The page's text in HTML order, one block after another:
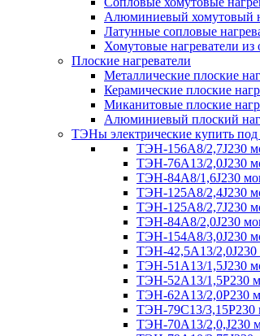
Алюминиевый хомутовый
Латунные сопловые
Хомутовые нагреватели из
Плоские нагреватели
Металлические плоские
Керамические плоские
Миканитовые плоские
Алюминиевый плоский
ТЭНы электрические купить под
ТЭН-156А8/2,7J230
ТЭН-76А13/2,0J230
ТЭН-84А8/1,6J230
ТЭН-125А8/2,4J230
ТЭН-125А8/2,7J230
ТЭН-84А8/2,0J230
ТЭН-154А8/3,0J230
ТЭН-42,5А13/2,0J230
ТЭН-51А13/1,5J230
ТЭН-52А13/1,5Р230
ТЭН-62А13/2,0Р230
ТЭН-79С13/3,15Р230
ТЭН-70А13/2,0,J230